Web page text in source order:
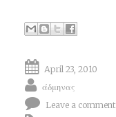
April 23, 2010
άδμηνας
Leave a comment